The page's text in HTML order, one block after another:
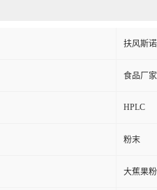
扶风斯
食品厂
HPLC
粉末
大蕉果粉